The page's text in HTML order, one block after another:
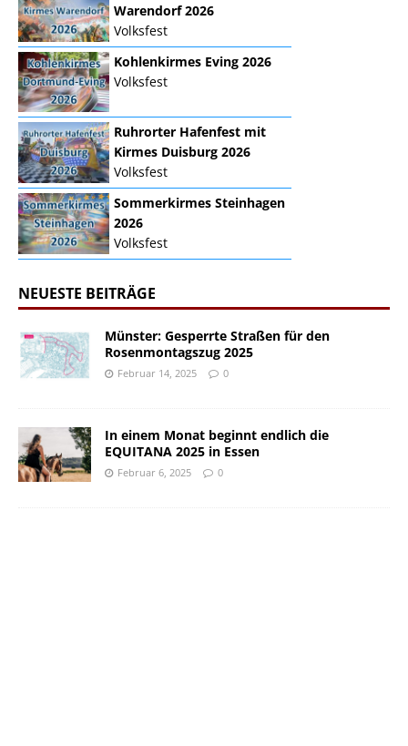
Warendorf 2026
Volksfest
Kohlenkirmes Eving 2026
Volksfest
Ruhrorter Hafenfest mit
Kirmes Duisburg 2026
Volksfest
Sommerkirmes Steinhagen
2026
Volksfest
NEUESTE BEITRÄGE
Münster: Gesperrte Straßen für den
Rosenmontagszug 2025
Februar 14, 2025 0
In einem Monat beginnt endlich die
EQUITANA 2025 in Essen
Februar 6, 2025 0